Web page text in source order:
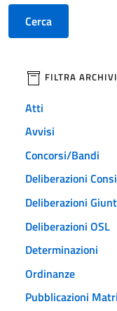
Cerca
filtri da
FILTRA
Atti
Avvisi
Concorsi/Bandi
Deliberazioni
Deliberazioni
Deliberazioni OSL
Determinazioni
Ordinanze
Pubblicazioni